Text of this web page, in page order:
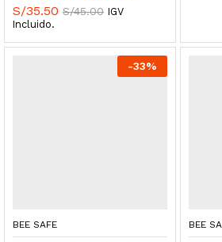
S/35.50 S/45.00 IGV
Incluido.
-33%
BEE SAFE BEE